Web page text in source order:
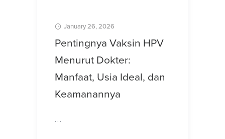
January 26, 2026
Pentingnya Vaksin HPV
Menurut Dokter:
Manfaat, Usia Ideal, dan
Keamanannya
…